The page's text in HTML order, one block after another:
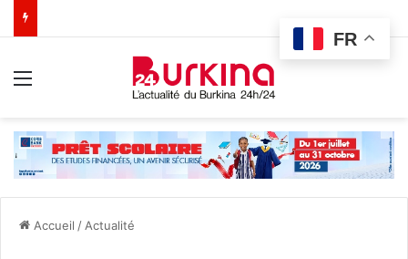
Accueil / Actualité
FR